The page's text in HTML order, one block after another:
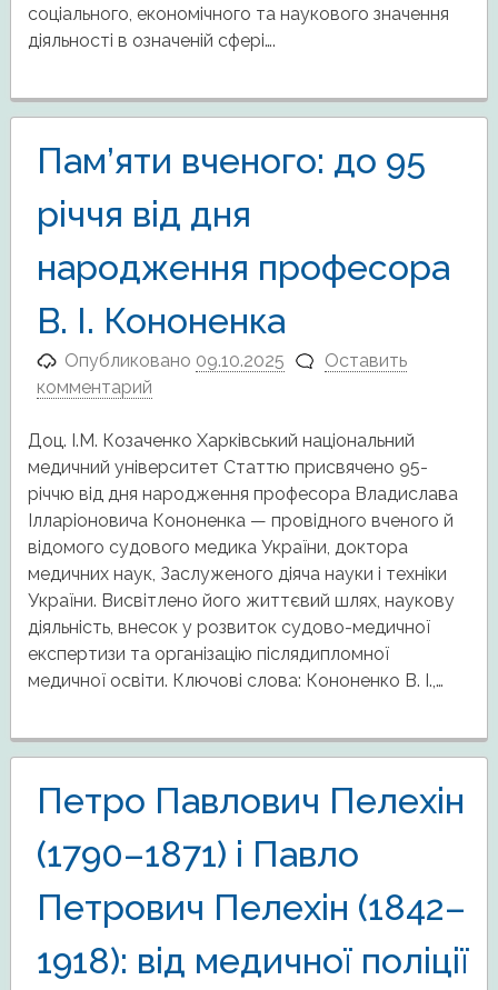
соціального, економічного та наукового значення
діяльності в означеній сфері….
Пам’яти вченого: до 95
річчя від дня
народження професора
В. І. Кононенка
Опубликовано 09.10.2025
Оставить
комментарий
Доц. І.М. Козаченко Харківський національний
медичний університет Статтю присвячено 95-
річчю від дня народження професора Владислава
Ілларіоновича Кононенка — провідного вченого й
відомого судового медика України, доктора
медичних наук, Заслуженого діяча науки і техніки
України. Висвітлено його життєвий шлях, наукову
діяльність, внесок у розвиток судово-медичної
експертизи та організацію післядипломної
медичної освіти. Ключові слова: Кононенко В. І.,…
Петро Павлович Пелехін
(1790–1871) і Павло
Петрович Пелехін (1842–
1918): від медичної поліції